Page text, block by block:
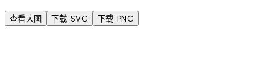
查看大图 下载 SVG 下载 PNG